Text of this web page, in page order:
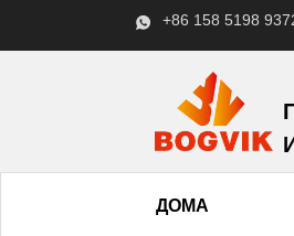
+86 158 5198
ДОМА